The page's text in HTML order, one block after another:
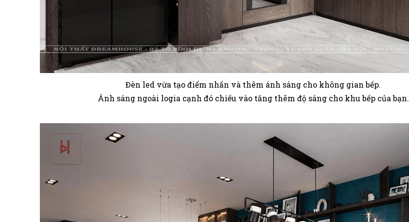
Đèn led vừa tạo điểm nhấn và thêm ánh sáng cho không gian bếp.
Ánh sáng ngoài logia cạnh đó chiếu vào tăng thêm độ sáng cho khu bếp của bạn.